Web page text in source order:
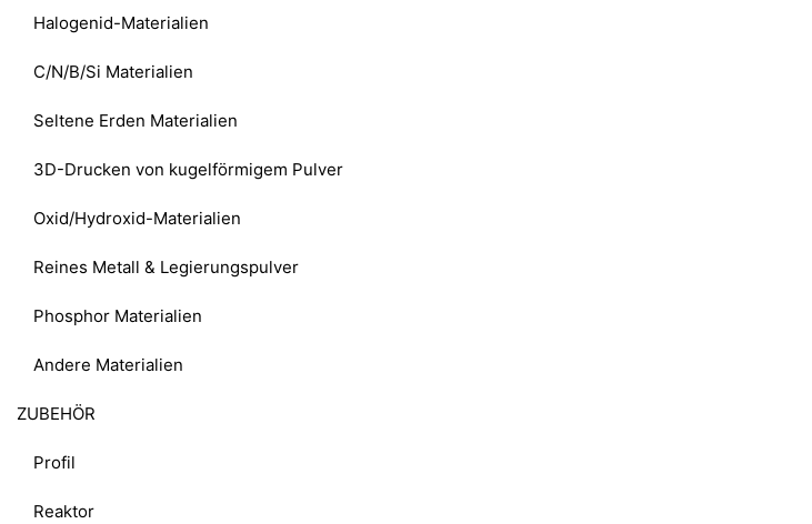
Halogenid-Materialien
C/N/B/Si Materialien
Seltene Erden Materialien
3D-Drucken von kugelförmigem Pulver
Oxid/Hydroxid-Materialien
Reines Metall & Legierungspulver
Phosphor Materialien
Andere Materialien
ZUBEHÖR
Profil
Reaktor